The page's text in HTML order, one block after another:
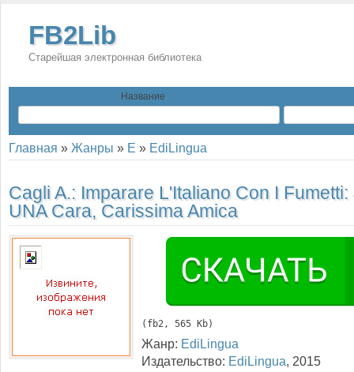
FB2Lib
Старейшая электронная библиотека
Название
Главная » Жанры » E » EdiLingua
Cagli A.: Imparare L'Italiano Con I
UNA Cara, Carissima Amica
( fb2, 565 Kb)
Жанр: EdiLingua
Издательство: EdiLingua, 2015